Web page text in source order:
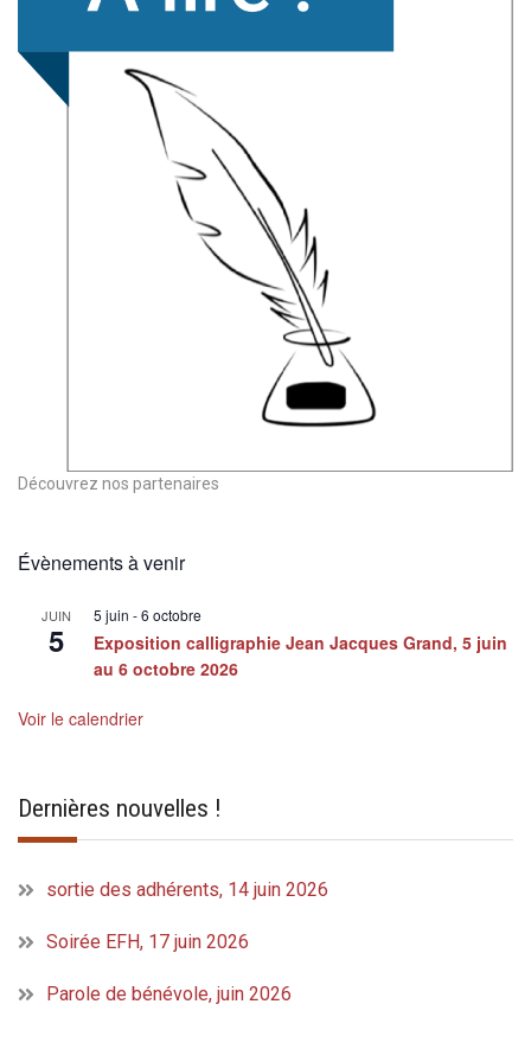
Découvrez nos partenaires
Évènements à venir
JUIN
5
5 juin -6 octobre
Exposition calligraphie Jean Jacques Grand, 5 juin
au 6 octobre 2026
Voir le calendrier
Dernières nouvelles !
sortie des adhérents, 14 juin 2026
Soirée EFH, 17 juin 2026
Parole de bénévole, juin 2026